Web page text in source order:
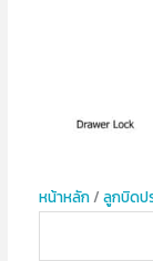
หน้าหลัก/ ลูกบิดป